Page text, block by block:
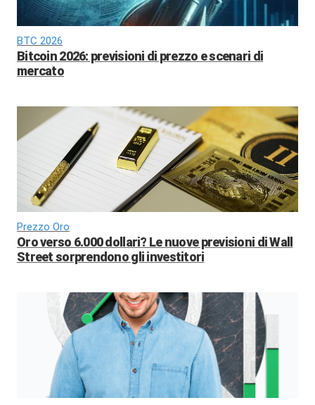
BTC 2026
Bitcoin 2026: previsioni di prezzo e scenari di
mercato
Prezzo Oro
Oro verso 6.000 dollari? Le nuove previsioni di Wall
Street sorprendono gli investitori